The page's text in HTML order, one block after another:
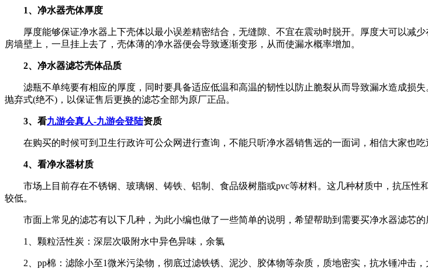
1、净水器壳体厚度
厚度能够保证净水器上下壳体以最小误差精密结合，无缝隙、不宜在震动时脱开。厚度大可以减
房墙壁上，一旦挂上去了，壳体薄的净水器便会导致逐渐变形，从而使漏水概率增加。
2、净水器滤芯壳体品质
滤瓶不单纯要有相应的厚度，同时要具备适应低温和高温的韧性以防止脆裂从而导致漏水造成损
抛弃式(绝不)，以保证售后更换的滤芯全部为原厂正品。
3、看九游会真人-九游会登陆资质
在购买的时候可到卫生行政许可公众网进行查询，不能只听净水器销售远的一面词，相信大家也吃
4、看净水器材质
市场上目前存在不锈钢、玻璃钢、铸铁、铝制、食品级树脂或pvc等材料。这几种材质中，抗压性
较低。
市面上常见的滤芯有以下几种，为此小编也做了一些简单的说明，希望帮助到需要买净水器滤芯的
1、颗粒活性炭：深层次吸附水中异色异味，余氯
2、pp棉：滤除小至1微米污染物，彻底过滤铁锈、泥沙、胶体物等杂质，质地密实，抗水锤冲击，